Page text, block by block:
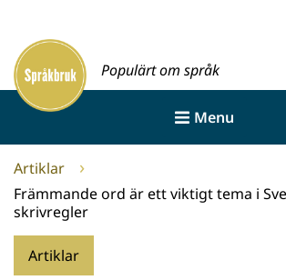
innehållet
Framsida
Populärt om språk
Menu
Artiklar
Främmande ord är ett viktigt tema i
skrivregler
Artiklar